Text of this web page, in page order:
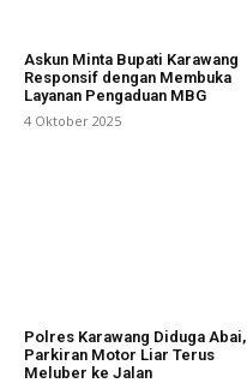
Askun Minta Bupati Karawang
Responsif dengan Membuka
Layanan Pengaduan MBG
4 Oktober 2025
Polres Karawang Diduga Abai,
Parkiran Motor Liar Terus
Meluber ke Jalan